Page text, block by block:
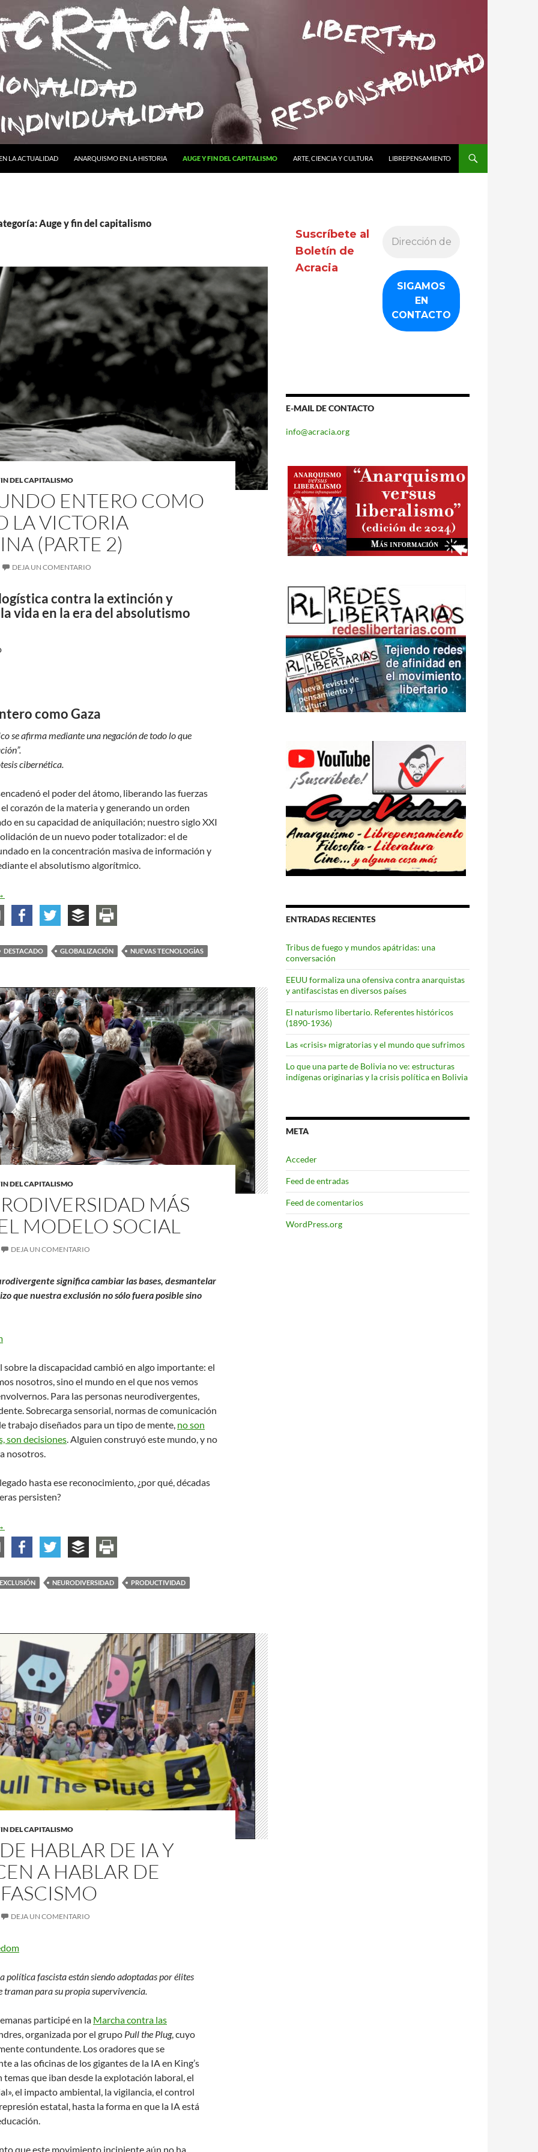
LA ACTUALIDAD
ANARQUISMO EN LA HISTORIA AUGE Y FIN DEL CAPITALISMO ARTE, CIENCIA Y CULTURA LIBREPENSAMIENTO
Auge y fin del capitalismo
DEL CAPITALISMO
ENTERO COMO
LA VICTORIA
(PARTE 2)
DEJA UN COMENTARIO
contra la extinción y
vida en la era del absolutismo
como Gaza
se afirma mediante una negación de todo lo que
cibernética.
el poder del átomo, liberando las fuerzas
corazón de la materia y generando un orden
en su capacidad de aniquilación; nuestro siglo XXI
de un nuevo poder totalizador: el de
en la concentración masiva de información y
el absolutismo algorítmico.
el Mundo Entero Como Gaza, o la Victoria Palestina (parte 2)
DESTACADO GLOBALIZACIÓN NUEVAS TECNOLOGÍAS
DEL CAPITALISMO
MÁS
MODELO SOCIAL
DEJA UN COMENTARIO
significa cambiar las bases, desmantelar
que nuestra exclusión no sólo fuera posible sino
sobre la discapacidad cambió en algo importante: el
nosotros, sino el mundo en el que nos vemos
Para las personas neurodivergentes,
Sobrecarga sensorial, normas de comunicación
trabajo diseñados para un tipo de mente, no son
son decisiones. Alguien construyó este mundo, y no
nosotros.
hasta ese reconocimiento, ¿por qué, décadas
persisten?
neurodiversidad más allá del modelo social
EXCLUSIÓN NEURODIVERSIDAD
PRODUCTIVIDAD
DEL CAPITALISMO
HABLAR DE IA Y
A HABLAR DE
DEJA UN COMENTARIO
política fascista están siendo adoptadas por élites
traman para su propia supervivencia.
participé en la Marcha contra las
organizada por el grupo Pull the Plug, cuyo
contundente. Los oradores que se
a las oficinas de los gigantes de la IA en King’s
que iban desde la explotación laboral, el
el impacto ambiental, la vigilancia, el control
estatal, hasta la forma en que la IA está
que este movimiento incipiente aún no ha
Suscríbete al
Boletín de
Acracia
E-MAIL DE CONTACTO
info@acracia.org
ENTRADAS RECIENTES
Tribus de fuego y mundos apátridas: una
conversación
EEUU formaliza una ofensiva contra anarquistas
y antifascistas en diversos países
El naturismo libertario. Referentes históricos
(1890-1936)
Las «crisis» migratorias y el mundo que sufrimos
Lo que una parte de Bolivia no ve: estructuras
indígenas originarias y la crisis política en Bolivia
META
Acceder
Feed de entradas
Feed de comentarios
WordPress.org